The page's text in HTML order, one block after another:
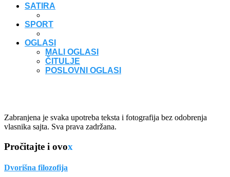
SATIRA
SPORT
OGLASI
MALI OGLASI
ČITULJE
POSLOVNI OGLASI
Zabranjena je svaka upotreba teksta i fotografija bez odobrenja
vlasnika sajta. Sva prava zadržana.
Pročitajte i ovox
Dvorišna filozofija